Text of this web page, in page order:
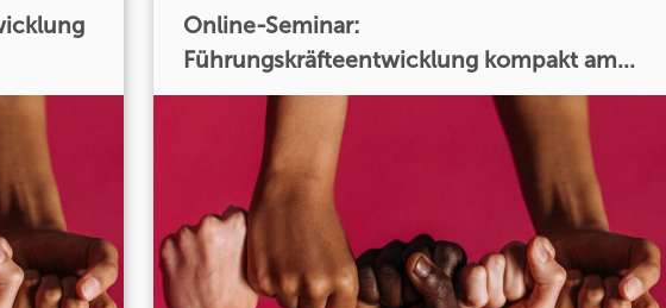
Online-Seminar:
Führungskräfteentwicklung kompakt am...